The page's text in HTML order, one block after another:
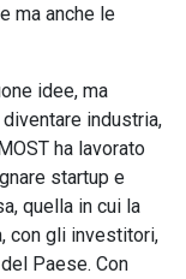
ma anche le
idee, ma
industria,
ha lavorato
startup e
quella in cui la
con gli investitori,
Paese. Con